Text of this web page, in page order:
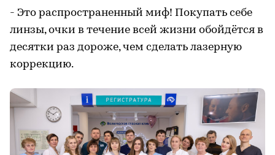
- Это распространенный миф! Покупать себе
линзы, очки в течение всей жизни обойдётся в
десятки раз дороже, чем сделать лазерную
коррекцию.